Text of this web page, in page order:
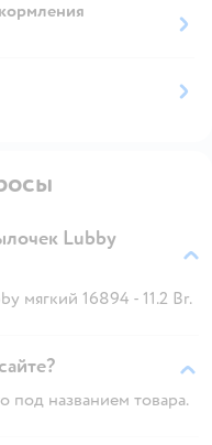
Lubby
мягкий 16894 - 11.2 Br.
под названием товара.